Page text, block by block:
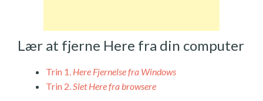
Lær at fjerne Here fra din computer
Trin 1. Here Fjernelse fra Windows
Trin 2.Slet Here fra browsere